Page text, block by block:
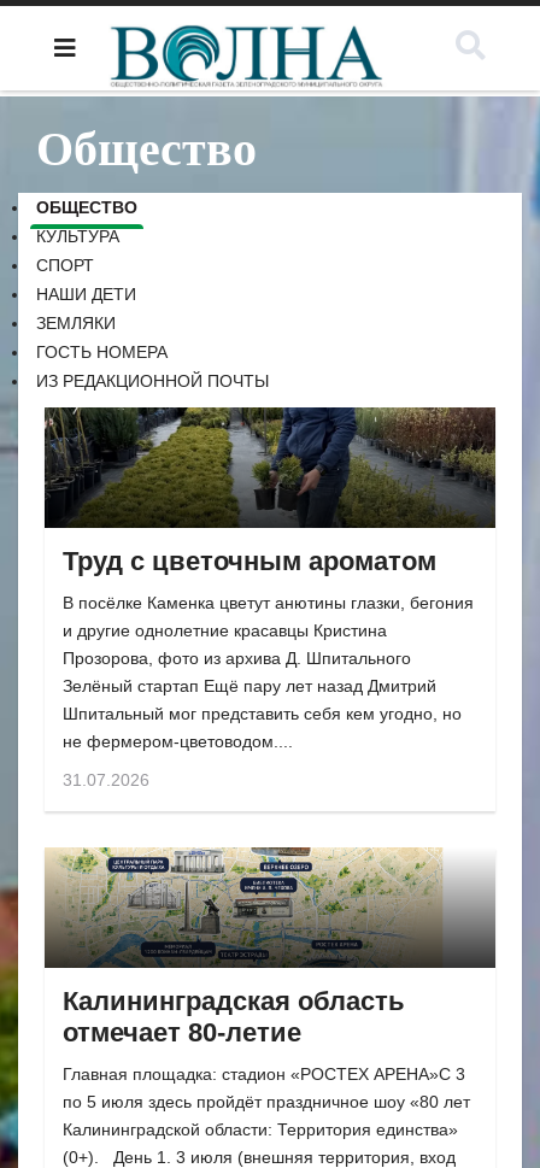
Общество
ОБЩЕСТВО
КУЛЬТУРА
СПОРТ
НАШИ ДЕТИ
ЗЕМЛЯКИ
ГОСТЬ НОМЕРА
ИЗ РЕДАКЦИОННОЙ ПОЧТЫ
Труд с цветочным ароматом
В посёлке Каменка цветут анютины глазки, бегония
и другие однолетние красавцы Кристина
Прозорова, фото из архива Д. Шпитального
Зелёный стартап Ещё пару лет назад Дмитрий
Шпитальный мог представить себя кем угодно, но
не фермером-цветоводом....
31.07.2026
Калининградская область
отмечает 80-летие
Главная площадка: стадион «РОСТЕХ АРЕНА»С 3
по 5 июля здесь пройдёт праздничное шоу «80 лет
Калининградской области: Территория единства»
(0+). День 1. 3 июля (внешняя территория, вход